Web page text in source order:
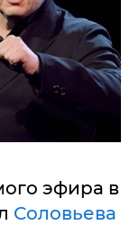
эфира в
Соловьева